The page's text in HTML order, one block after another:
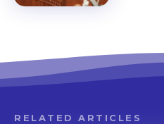
RELATED ARTICLES